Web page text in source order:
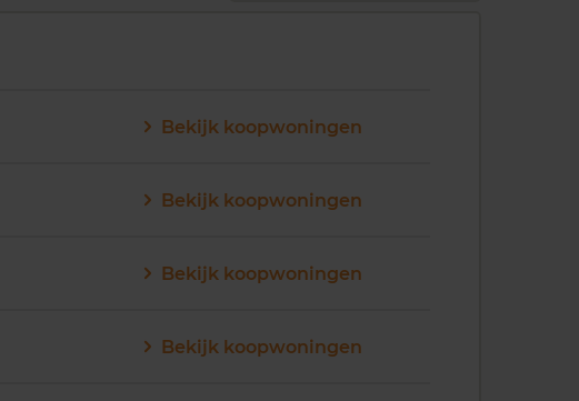
Bekijk koopwoningen
Bekijk koopwoningen
Bekijk koopwoningen
Bekijk koopwoningen